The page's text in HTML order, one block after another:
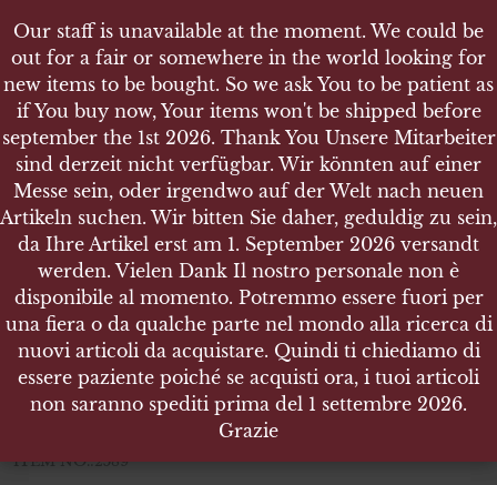
SHOP
DEUTSCHE ARBEITSFRONT DAF - ABZEICHEN
Deutsche Arbeitsfront DAF
Abzeichen
Badge size19 mm diameter . Needle size 1 mm diameter x
38 mm legth. Weight 1.020 gr.
ITEM NO.:2589
Our staff is unavailable at the moment. We could be
out for a fair or somewhere in the world looking for
new items to be bought. So we ask You to be patient as
if You buy now, Your items won't be shipped before
september the 1st 2026. Thank You Unsere Mitarbeiter
sind derzeit nicht verfügbar. Wir könnten auf einer
Messe sein, oder irgendwo auf der Welt nach neuen
Artikeln suchen. Wir bitten Sie daher, geduldig zu sein,
da Ihre Artikel erst am 1. September 2026 versandt
werden. Vielen Dank Il nostro personale non è
disponibile al momento. Potremmo essere fuori per
una fiera o da qualche parte nel mondo alla ricerca di
nuovi articoli da acquistare. Quindi ti chiediamo di
essere paziente poiché se acquisti ora, i tuoi articoli
non saranno spediti prima del 1 settembre 2026.
Grazie
Our staff is unavailable at the moment. We could be
out for a fair or somewhere in the world looking for
new items to be bought. So we ask You to be patient as
if You buy now, Your items won't be shipped before
september the 1st 2026. Thank You Unsere Mitarbeiter
sind derzeit nicht verfügbar. Wir könnten auf einer
Messe sein, oder irgendwo auf der Welt nach neuen
Artikeln suchen. Wir bitten Sie daher, geduldig zu sein,
da Ihre Artikel erst am 1. September 2026 versandt
werden. Vielen Dank Il nostro personale non è
disponibile al momento. Potremmo essere fuori per
una fiera o da qualche parte nel mondo alla ricerca di
nuovi articoli da acquistare. Quindi ti chiediamo di
essere paziente poiché se acquisti ora, i tuoi articoli
non saranno spediti prima del 1 settembre 2026.
Grazie